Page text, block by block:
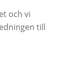
och vi
till